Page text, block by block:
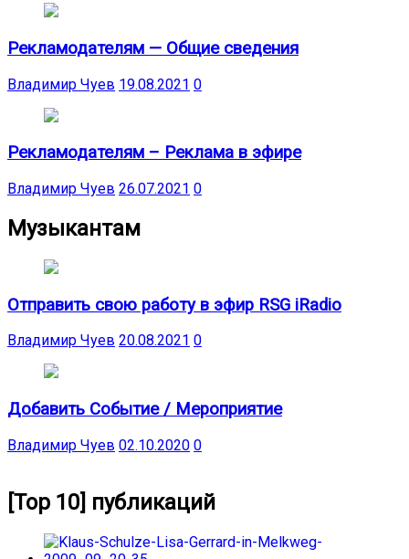
Рекламодателям — Общие сведения
Владимир Чуев 19.08.2021 0
Рекламодателям – Реклама в эфире
Владимир Чуев 26.07.2021 0
Музыкантам
Отправить свою работу в эфир RSG iRadio
Владимир Чуев 20.08.2021 0
Добавить Событие / Мероприятие
Владимир Чуев 02.10.2020 0
[Top 10] публикаций